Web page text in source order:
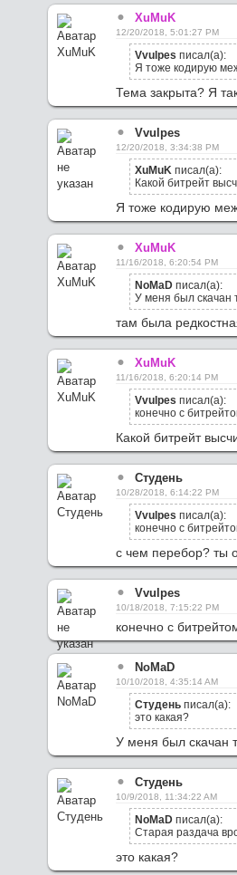
XuMuK
12/20/2018, 5:01:27 PM
Vvulpes писал(а):
Я тоже кодирую
Тема закрыта? Я
Vvulpes
12/20/2018, 3:34:38 PM
XuMuKписал(а):
Какой битрейт
Я тоже кодирую
XuMuK
11/16/2018, 6:20:54 PM
NoMaDписал(а):
У меня был скачан
там была
XuMuK
11/16/2018, 6:20:14 PM
Vvulpes писал(а):
конечно с
Какой битрейт
Студень
10/28/2018, 6:14:22 PM
Vvulpes писал(а):
конечно с
с чем перебор? ты
Vvulpes
10/18/2018, 7:15:22 PM
конечно с
NoMaD
10/10/2018, 4:35:14 AM
Студеньписал(а):
это какая?
У меня был скачан
Студень
10/9/2018, 11:34:22 AM
NoMaDписал(а):
Старая раздача
это какая?